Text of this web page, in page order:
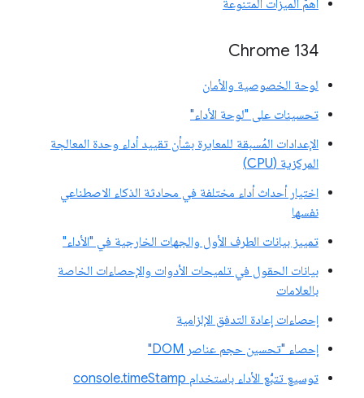
أهمّ الميزات المتنوعة
‫Chrome 134
لوحة الخصوصية والأمان
تحسينات على "لوحة الأداء"
الإعدادات المُسبقة للمعايرة بشأن تقييد أداء وحدة المعالجة
المركزية (CPU)
اختيار أحداث أداء مختلفة في محادثة الذكاء الاصطناعي
نفسها
تمييز بيانات الطرف الأول والجهات الخارجية في "الأداء"
بيانات الحقول في تلميحات الأدوات والإحصاءات الخاصة
بالعلامات
إحصاءات إعادة التدفق الإلزامية
إحصاء "تحسين حجم عناصر DOM"
توسيع تتبُّع الأداء باستخدام console.timeStamp